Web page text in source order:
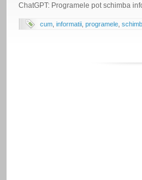
ChatGPT: Programele pot schimba
cum informatii programele